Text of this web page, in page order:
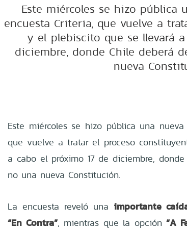
Este miércoles se hizo pública
encuesta Criteria, que vuelve a
y el plebiscito que se llevará
diciembre, donde Chile deberá
nueva
Este miércoles se hizo pública una
que vuelve a tratar el proceso
a cabo el próximo 17 de diciembre,
no una nueva Constitución.
La encuesta reveló una importante
“En Contra”, mientras que la opción“A